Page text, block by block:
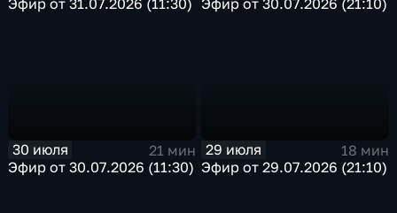
30 июля
21 мин
Эфир от 30.07.2026 (11:30)
29 июля
18 мин
Эфир от 29.07.2026 (21:10)